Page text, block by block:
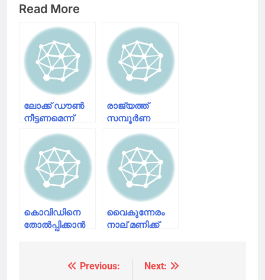
Read More
ലോക്ക് ഡൗൺ
നീട്ടണമെന്ന്
കേന്ദ്രത്തോട്
സംസ്ഥാനങ്ങൾ;
നിയന്ത്രണങ്ങൾ
കർശനമാക്കണം
രാജ്യത്ത്
സമ്പൂർണ
ലോക്ക് ഡൗൺ :
പ്രധാനമന്ത്രി
കൊവിഡിനെ
തോൽപ്പിക്കാൻ
വൈകുന്നേരം
നാല് മണിക്ക്
അഭിസംബോധന
Previous:
Next: